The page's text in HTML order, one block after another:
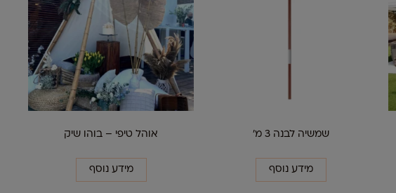
שמשיה לבנה 3 מ'
מידע נוסף
אוהל טיפי – בוהו שיק
מידע נוסף